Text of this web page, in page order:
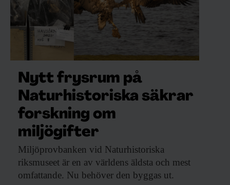
Nytt frysrum på
Naturhistoriska säkrar
forskning om
miljögifter
Miljöprovbanken vid Naturhistoriska
riksmuseet är en av världens äldsta och mest
omfattande. Nu behöver den byggas ut.